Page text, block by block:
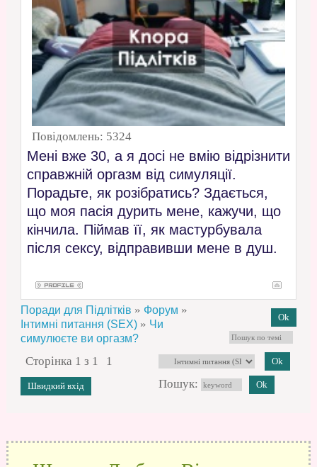
Повідомлень: 5324
Мені вже 30, а я досі не вмію відрізнити
справжній оргазм від симуляції.
Порадьте, як розібратись? Здається,
що моя пасія дурить мене, кажучи, що
кінчила. Піймав її, як мастурбувала
після сексу, відправивши мене в душ.
Поради для Підлітків » Форум »
Інтимні питання (SEX) » Чи
симулюєте ви оргазм?
Сторінка 1 з 1
1
Пошук: